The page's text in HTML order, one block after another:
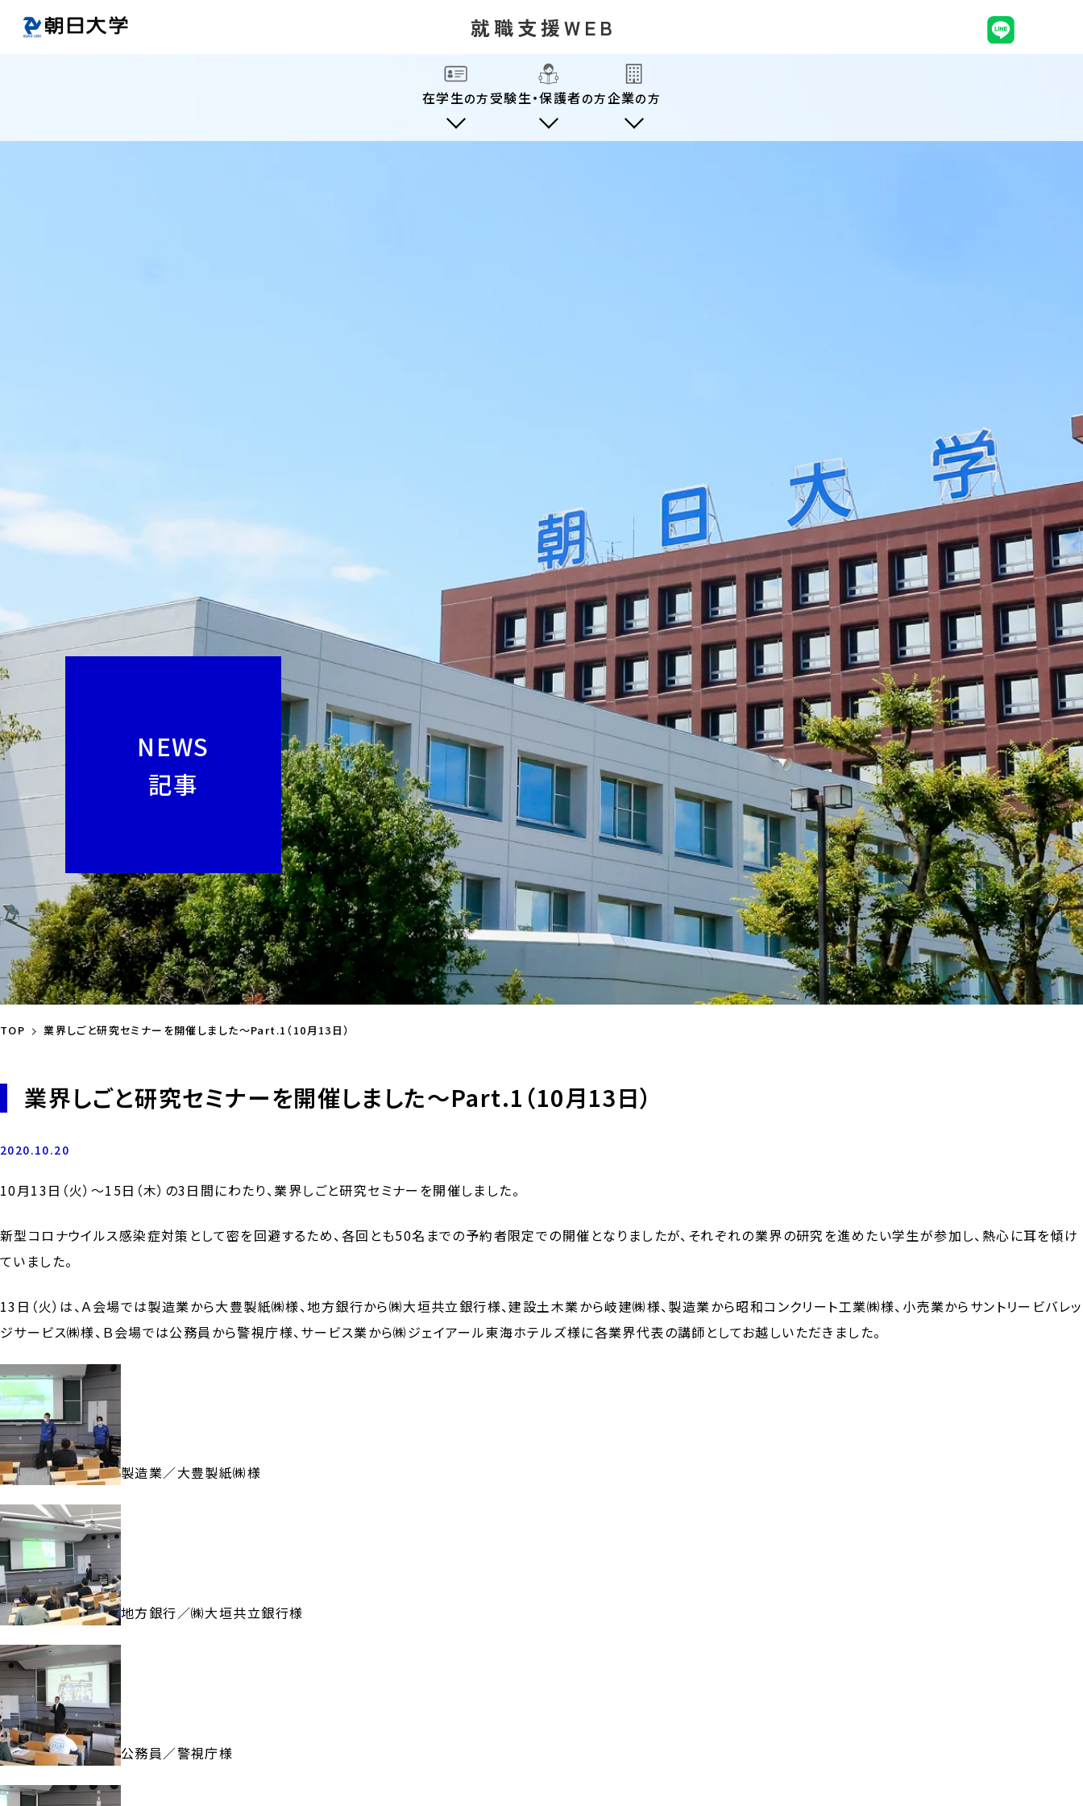
就職支援WEB
在学生の方受験生・保護者の方企業の方
NEWS
記事
TOP 業界しごと研究セミナーを開催しました～Part.1（10月13日）
業界しごと研究セミナーを開催しました～Part.1（10月13日）
2020.10.20
10月13日（火）～15日（木）の3日間にわたり、業界しごと研究セミナーを開催しました。
新型コロナウイルス感染症対策として密を回避するため、各回とも50名までの予約者限定での開催となりましたが、それぞれの業界の研究を進めたい学生が参加し、熱心に耳を傾け
ていました。
13日（火）は、Ａ会場では製造業から大豊製紙㈱様、地方銀行から㈱大垣共立銀行様、建設土木業から岐建㈱様、製造業から昭和コンクリート工業㈱様、小売業からサントリービバレッ
ジサービス㈱様、Ｂ会場では公務員から警視庁様、サービス業から㈱ジェイアール東海ホテルズ様に各業界代表の講師としてお越しいただきました。
製造業／大豊製紙㈱様
地方銀行／㈱大垣共立銀行様
公務員／警視庁様